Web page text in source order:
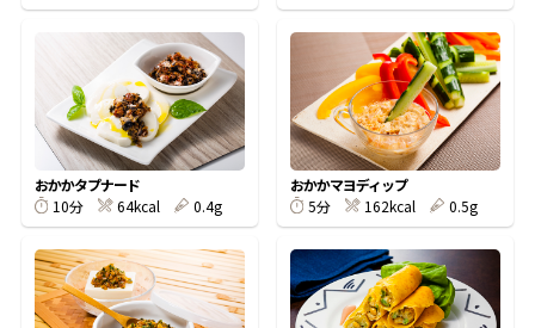
旨さ、別格。だし屋の鍋 韓福善シリーズ
汁物レシピ
時短レシピ
おいしいレシピを商品から探す
かつお節レシピ
かつお節・だしをもっと知る
ヤマキ かつお節プラス®
かつお節・だしを楽しむ
だしコミュ
- ヤマキ かつお節プラス®
採用情報
- ジョブリターン制
ヤマキお客様相談室
オンラインショップ
コミュニティサイト
Global
おかかタプナード
10分
64kcal 0.4g
おかかマヨディップ
5分
162kcal 0.5g